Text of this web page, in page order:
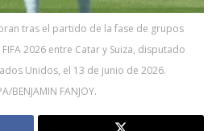
tras el partido de la fase de grupos
2026 entre Catar y Suiza, disputado
Unidos, el 13 de junio de 2026.
BENJAMIN FANJOY.